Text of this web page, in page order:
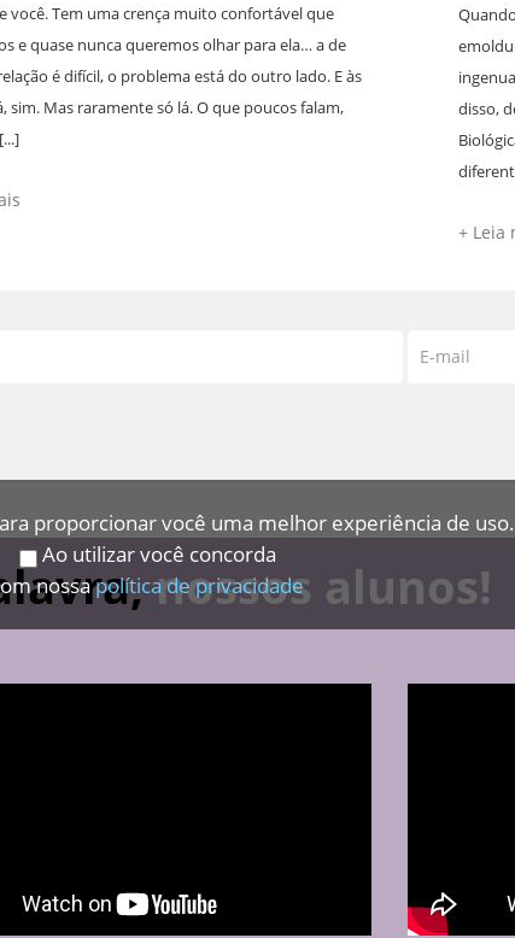
você. Tem uma crença muito confortável que
e quase nunca queremos olhar para ela… a de
é difícil, o problema está do outro lado. E às
sim. Mas raramente só lá. O que poucos falam,
disso,
+ Leia
nossos alunos!
proporcionar você uma melhor experiência de uso.
Ao utilizar você concorda
nossapolítica de privacidade